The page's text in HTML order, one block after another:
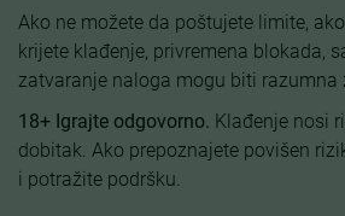
Ako ne možete da poštujete limite,
krijete klađenje, privremena blokada,
zatvaranje naloga mogu biti razumna
18+ Igrajte odgovorno. Klađenje nosi
dobitak. Ako prepoznajete povišen
i potražite podršku.